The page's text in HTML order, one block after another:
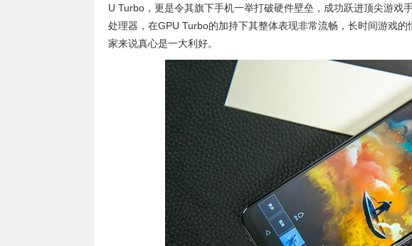
U Turbo，更是令其旗下手机一举打破硬件壁垒，成功跃进顶尖游戏
处理器，在GPU Turbo的加持下其整体表现非常流畅，长时间游戏
家来说真心是一大利好。